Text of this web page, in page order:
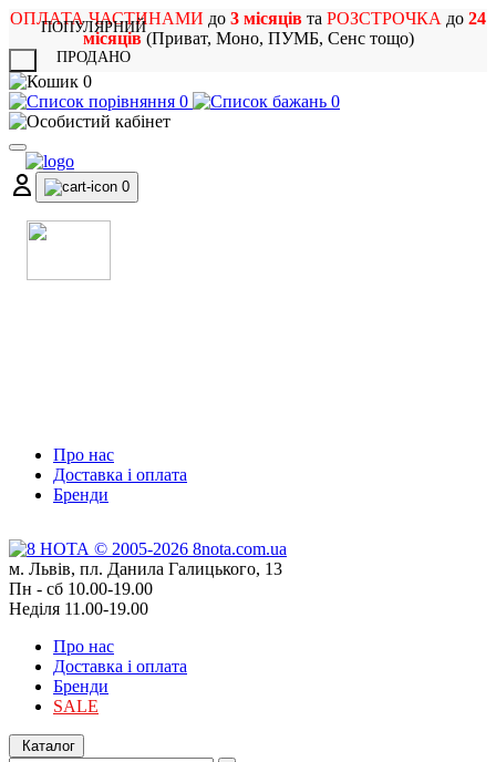
ОПЛАТА ЧАСТИНАМИ до 3 місяців та РОЗСТРОЧКА до 24
місяців(Приват, Моно, ПУМБ, Сенс тощо)
0
0
0
0
Про нас
Доставка і оплата
Бренди
м. Львів, пл. Данила Галицького, 13
Пн - сб 10.00-19.00
Неділя 11.00-19.00
Про нас
Доставка і оплата
Бренди
SALE
Каталог
ПОПУЛЯРНИЙ
ПРОДАНО